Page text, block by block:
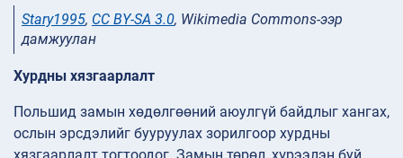
Stary1995, CC BY-SA 3.0, Wikimedia Commons-ээр
дамжуулан
Хурдны хязгаарлалт
Польшид замын хөдөлгөөний аюулгүй байдлыг хангах,
ослын эрсдэлийг бууруулах зорилгоор хурдны